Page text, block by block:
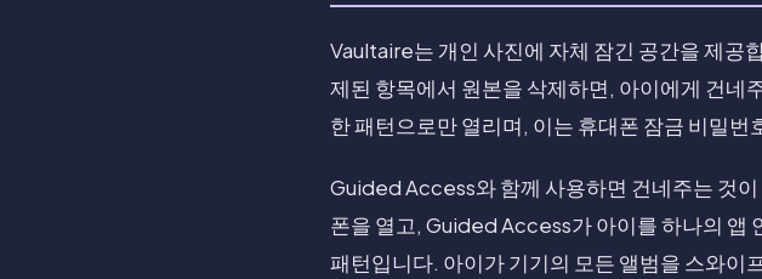
Vaultaire는 개인 사진에 자체 잠긴 공간을 제공
제된 항목에서 원본을 삭제하면, 아이에게 건네
한 패턴으로만 열리며, 이는 휴대폰 잠금 비밀번
Guided Access와 함께 사용하면 건네주는 것
폰을 열고, Guided Access가 아이를 하나의 앱
패턴입니다. 아이가 기기의 모든 앨범을 스와이